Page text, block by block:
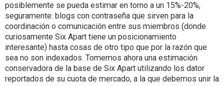
posiblemente se pueda estimar en torno a un 15%-20%,
seguramente: blogs con contraseña que sirven para la
coordinación o comunicación entre sus miembros (donde
curiosamente Six Apart tiene un posicionamiento
interesante) hasta cosas de otro tipo que por la razón que
sea no son indexados. Tomemos ahora una estimación
conservadora de la base de Six Apart utilizando los dator
reportados de su cuota de mercado, a la que debemos unir la